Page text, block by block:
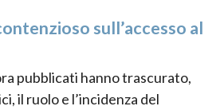
sull’accesso al
pubblicati hanno trascurato,
il ruolo e l’incidenza del